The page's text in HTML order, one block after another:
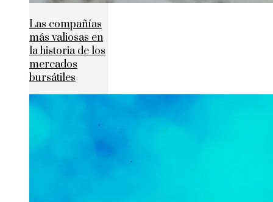
Las compañías
más valiosas en
la historia de los
mercados
bursátiles